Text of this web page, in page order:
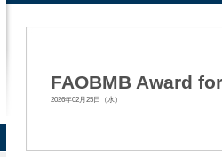
FAOBMB Award
2026年02月25日（水）
公益社団法人日本生化学会